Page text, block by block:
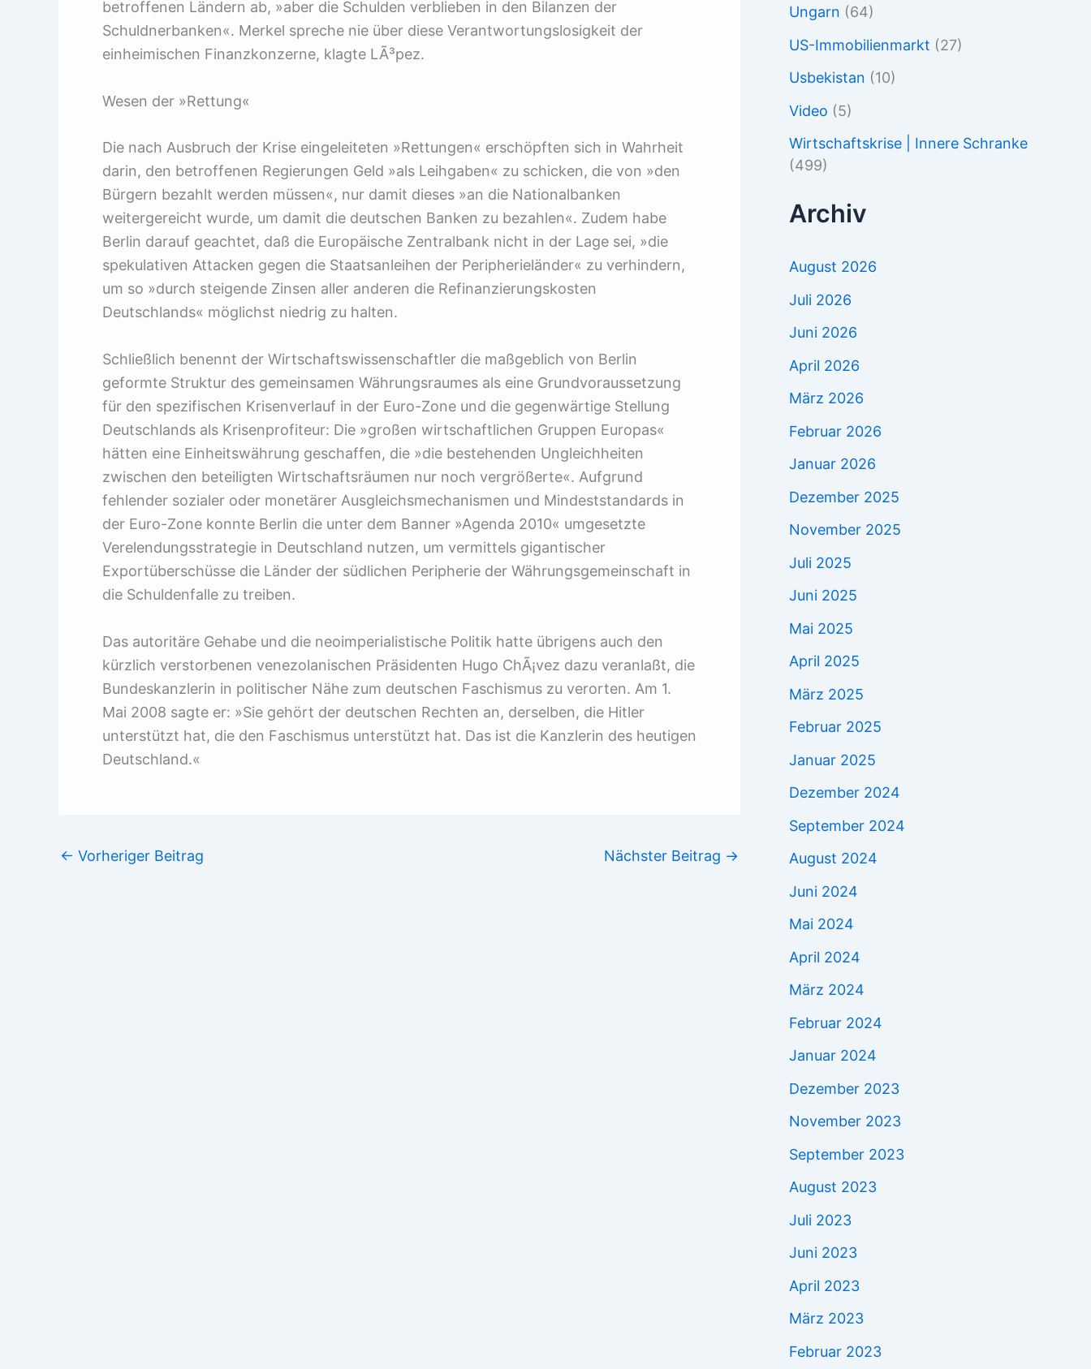
betroffenen Ländern ab, »aber die Schulden verblieben in den Bilanzen der
Schuldnerbanken«. Merkel spreche nie über diese Verantwortungslosigkeit der
einheimischen Finanzkonzerne, klagte LÃ³pez.
Wesen der »Rettung«
Die nach Ausbruch der Krise eingeleiteten »Rettungen« erschöpften sich in Wahrheit
darin, den betroffenen Regierungen Geld »als Leihgaben« zu schicken, die von »den
Bürgern bezahlt werden müssen«, nur damit dieses »an die Nationalbanken
weitergereicht wurde, um damit die deutschen Banken zu bezahlen«. Zudem habe
Berlin darauf geachtet, daß die Europäische Zentralbank nicht in der Lage sei, »die
spekulativen Attacken gegen die Staatsanleihen der Peripherieländer« zu verhindern,
um so »durch steigende Zinsen aller anderen die Refinanzierungskosten
Deutschlands« möglichst niedrig zu halten.
Schließlich benennt der Wirtschaftswissenschaftler die maßgeblich von Berlin
geformte Struktur des gemeinsamen Währungsraumes als eine Grundvoraussetzung
für den spezifischen Krisenverlauf in der Euro-Zone und die gegenwärtige Stellung
Deutschlands als Krisenprofiteur: Die »großen wirtschaftlichen Gruppen Europas«
hätten eine Einheitswährung geschaffen, die »die bestehenden Ungleichheiten
zwischen den beteiligten Wirtschaftsräumen nur noch vergrößerte«. Aufgrund
fehlender sozialer oder monetärer Ausgleichsmechanismen und Mindeststandards in
der Euro-Zone konnte Berlin die unter dem Banner »Agenda 2010« umgesetzte
Verelendungsstrategie in Deutschland nutzen, um vermittels gigantischer
Exportüberschüsse die Länder der südlichen Peripherie der Währungsgemeinschaft in
die Schuldenfalle zu treiben.
Das autoritäre Gehabe und die neoimperialistische Politik hatte übrigens auch den
kürzlich verstorbenen venezolanischen Präsidenten Hugo ChÃ¡vez dazu veranlaßt, die
Bundeskanzlerin in politischer Nähe zum deutschen Faschismus zu verorten. Am 1.
Mai 2008 sagte er: »Sie gehört der deutschen Rechten an, derselben, die Hitler
unterstützt hat, die den Faschismus unterstützt hat. Das ist die Kanzlerin des heutigen
Deutschland.«
← Vorheriger Beitrag Nächster Beitrag →
Ungarn (64)
US-Immobilienmarkt (27)
Usbekistan (10)
Video (5)
Wirtschaftskrise | Innere Schranke
(499)
Archiv
August 2026
Juli 2026
Juni 2026
April 2026
März 2026
Februar 2026
Januar 2026
Dezember 2025
November 2025
Juli 2025
Juni 2025
Mai 2025
April 2025
März 2025
Februar 2025
Januar 2025
Dezember 2024
September 2024
August 2024
Juni 2024
Mai 2024
April 2024
März 2024
Februar 2024
Januar 2024
Dezember 2023
November 2023
September 2023
August 2023
Juli 2023
Juni 2023
April 2023
März 2023
Februar 2023